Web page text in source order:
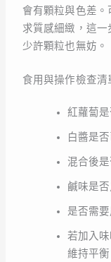
會有顆粒與色差。
求質感細緻，這
少許顆粒也無妨。
食用與操作檢查清
紅蘿蔔
白醬是
混合後
鹹味是
是否需
若加入
維持平衡